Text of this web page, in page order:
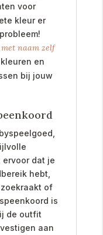
voor
kleur er
naam zelf
en
bij jouw
ervoor dat je
hebt,
of
is
de outfit
aan